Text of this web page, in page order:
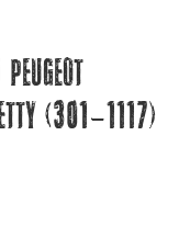
(301-1117)